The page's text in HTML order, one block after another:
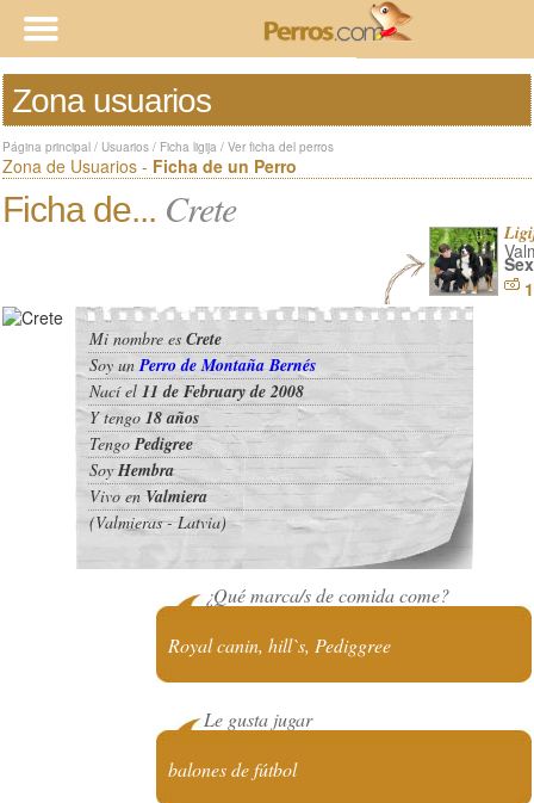
Zona usuarios
Página principal / Usuarios / Ficha ligija / Ver ficha del perros
Zona de Usuarios - Ficha de un Perro
Ficha de... Crete
Mi nombre es Crete
Soy unPerro de Montaña Bernés
Nací el 11 de February de 2008
Y tengo 18 años
TengoPedigree
SoyHembra
Vivo enValmiera
(Valmieras - Latvia)
¿Qué marca/s de comida come?
Royal canin, hill`s, Pediggree
Le gusta jugar
balones de fútbol